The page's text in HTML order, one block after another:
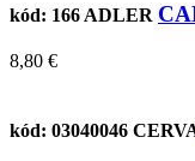
kód: 166 ADLER
8,80 €
kód: 03040046